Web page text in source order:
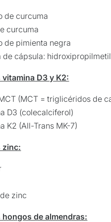
de curcuma
curcuma
de pimienta negra
de cápsula:
D3 y K2:
(MCT = triglicéridos de
D3 (colecalciferol)
K2 (All-Trans MK-7)
zinc:
zinc
de almendras: